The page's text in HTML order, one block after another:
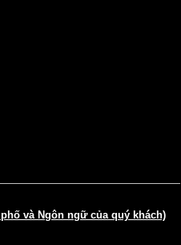
và Ngôn ngữ của quý khách)